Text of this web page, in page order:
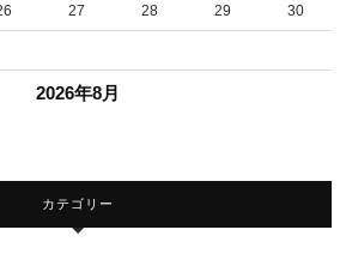
2026年8月
27 28 29 30
カテゴリー